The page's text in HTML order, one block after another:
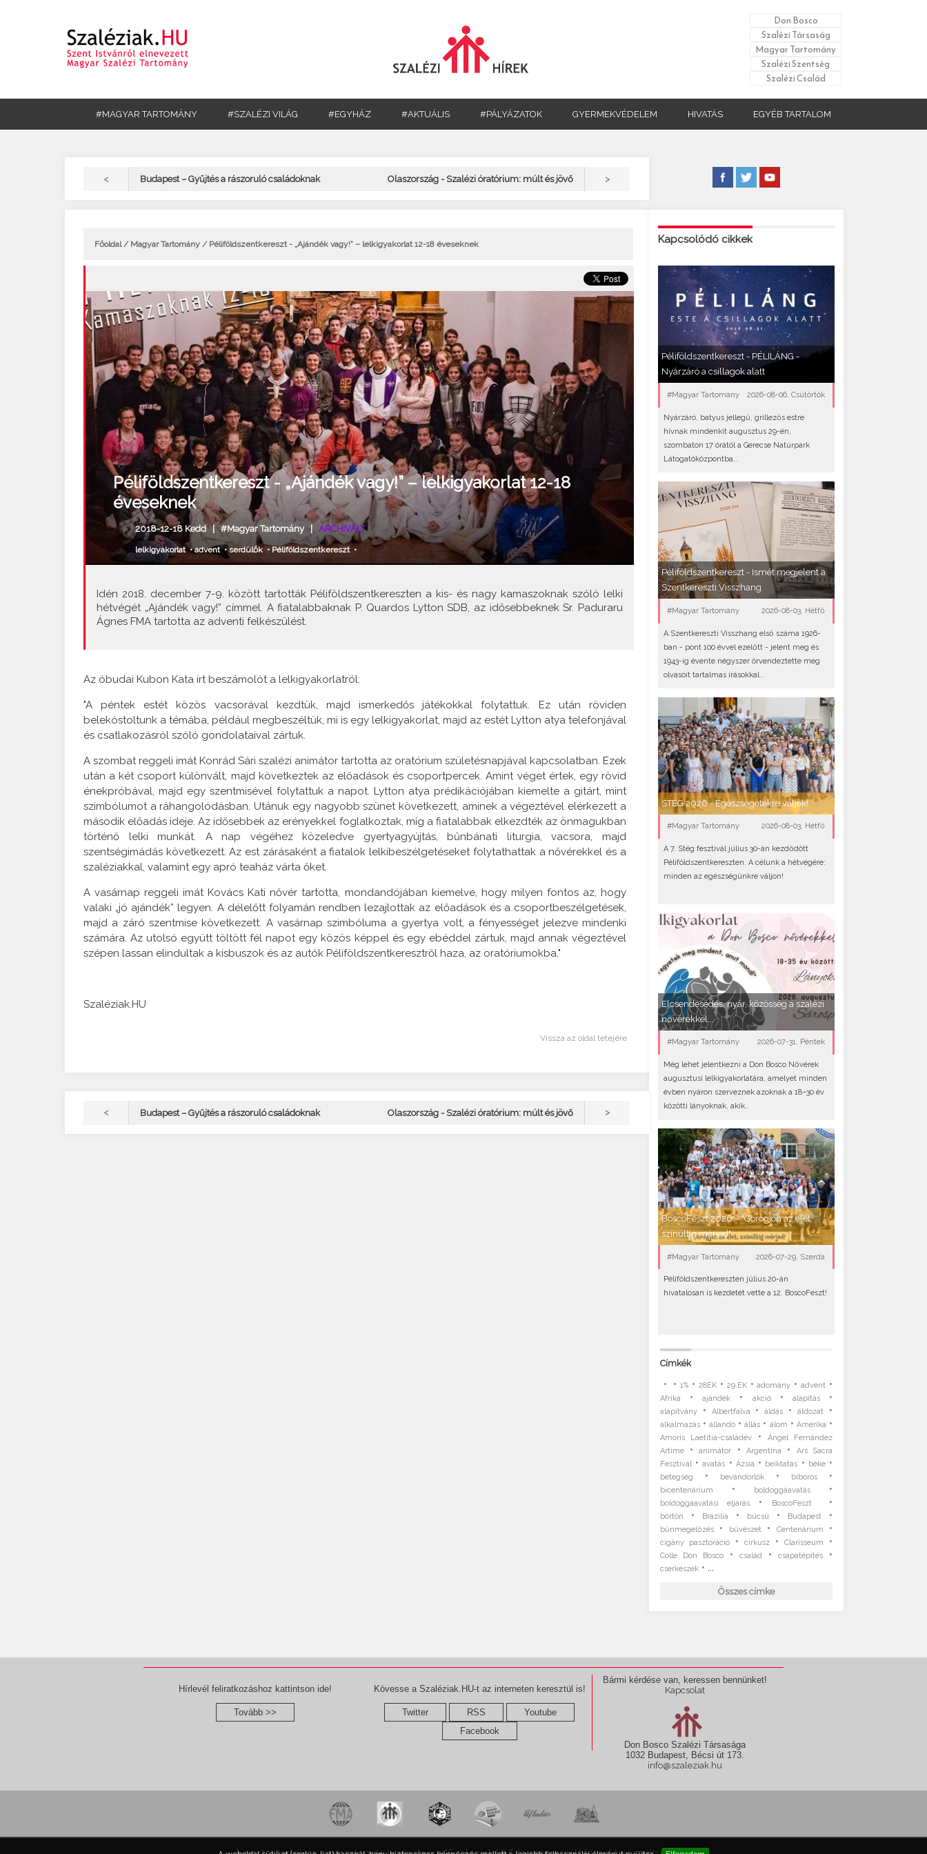
Don Bosco
Szalézi Társaság
Magyar Tartomány
Szalézi Szentség
Szalézi Család
#MAGYAR TARTOMÁNY #SZALÉZI VILÁG #EGYHÁZ #AKTUÁLIS #PÁLYÁZATOK GYERMEKVÉDELEM HIVATÁS EGYÉB TARTALOM
< Budapest – Gyűjtés a rászoruló családoknak Olaszország - Szalézi óratórium: múlt és jövő >
Főoldal/ Magyar Tartomány / Péliföldszentkereszt - „Ajándék vagy!” – lelkigyakorlat 12-18 éveseknek
Péliföldszentkereszt - „Ajándék vagy!” – lelkigyakorlat 12-18
éveseknek
2018-12-18 Kedd |#Magyar Tartomány| ARCHIVÁLT
lelkigyakorlat•advent• serdülők• Péliföldszentkereszt•
Idén 2018. december 7-9. között tartották Péliföldszentkereszten a kis- és nagy kamaszoknak szóló lelki
hétvégét „Ajándék vagy!” címmel. A fiatalabbaknak P. Quardos Lytton SDB, az idősebbeknek Sr. Paduraru
Ágnes FMA tartotta az adventi felkészülést.
Az óbudai Kubon Kata írt beszámolót a lelkigyakorlatról:
"A péntek estét közös vacsorával kezdtük, majd ismerkedős játékokkal folytattuk. Ez után röviden
belekóstoltunk a témába, például megbeszéltük, mi is egy lelkigyakorlat, majd az estét Lytton atya telefonjával
és csatlakozásról szóló gondolataival zártuk.
A szombat reggeli imát Konrád Sári szalézi animátor tartotta az oratórium születésnapjával kapcsolatban. Ezek
után a két csoport különvált, majd következtek az előadások és csoportpercek. Amint véget értek, egy rövid
énekpróbával, majd egy szentmisével folytattuk a napot. Lytton atya prédikációjában kiemelte a gitárt, mint
szimbólumot a ráhangolódásban. Utánuk egy nagyobb szünet következett, aminek a végeztével elérkezett a
második előadás ideje. Az idősebbek az erényekkel foglalkoztak, míg a fiatalabbak elkezdték az önmagukban
történő lelki munkát. A nap végéhez közeledve gyertyagyújtás, bűnbánati liturgia, vacsora, majd
szentségimádás következett. Az est zárásaként a fiatalok lelkibeszélgetéseket folytathattak a nővérekkel és a
szaléziakkal, valamint egy apró teaház várta őket.
A vasárnap reggeli imát Kovács Kati nővér tartotta, mondandójában kiemelve, hogy milyen fontos az, hogy
valaki „jó ajándék” legyen. A délelőtt folyamán rendben lezajlottak az előadások és a csoportbeszélgetések,
majd a záró szentmise következett. A vasárnap szimbóluma a gyertya volt, a fényességet jelezve mindenki
számára. Az utolsó együtt töltött fél napot egy közös képpel és egy ebéddel zártuk, majd annak végeztével
szépen lassan elindultak a kisbuszok és az autók Péliföldszentkeresztről haza, az oratóriumokba."
Szaléziak.HU
Vissza az oldal tetejére
Kapcsolódó cikkek
Péliföldszentkereszt - PÉLILÁNG -
Nyárzáró a csillagok alatt
#Magyar Tartomány 2026-08-06, Csütörtök
Nyárzáró, batyus jellegű, grillezős estre
hívnak mindenkit augusztus 29-én,
szombaton 17 órától a Gerecse Natúrpark
Látogatóközpontba..
Péliföldszentkereszt - Ismét megjelent a
Szentkereszti Visszhang
#Magyar Tartomány 2026-08-03, Hétfő
A Szentkereszti Visszhang első száma 1926-
ban - pont 100 évvel ezelőtt - jelent meg és
1943-ig évente négyszer örvendeztette meg
olvasóit tartalmas írásokkal..
STÉG 2026 - Egészségetekre váljék!
#Magyar Tartomány 2026-08-03, Hétfő
A 7. Stég fesztivál július 30-án kezdődött
Péliföldszentkereszten. A célunk a hétvégére:
minden az egészségünkre váljon!
Elcsendesedés, nyár, közösség a szalézi
nővérekkel...
#Magyar Tartomány 2026-07-31, Péntek
Még lehet jelentkezni a Don Bosco Nővérek
augusztusi lelkigyakorlatára, amelyet minden
évben nyáron szerveznek azoknak a 18–30 év
közötti lányoknak, akik..
BoscoFeszt 2026 – "Görögjön az élet,
színültig mérjed"
#Magyar Tartomány 2026-07-29, Szerda
Péliföldszentkereszten július 20-án
hivatalosan is kezdetét vette a 12. BoscoFeszt!
Címkék
• •1% • 28EK • 29.EK•adomány •advent •
Afrika •ajándék • akció• alapítás•
alapítvány• Albertfalva •áldás •áldozat •
alkalmazás•állandó •állás • álom • Amerika •
Amoris Laetitia-családév•
Ángel Fernández
Artime•animátor •Argentína •
Ars Sacra
Fesztivál •avatás • Ázsia • beiktatás • béke•
betegség • bevándorlók• bíboros •
bicentenárium • boldoggáavatás•
boldoggáavatási eljárás • BoscoFeszt •
börtön • Brazília • búcsú • Budapest •
bűnmegelőzés• bűvészet • Centenárium •
cigány pasztoráció• cirkusz•Clarisseum •
Colle Don Bosco• család •csapatépítés •
cserkészek• ...
Összes címke
< Budapest – Gyűjtés a rászoruló családoknak Olaszország - Szalézi óratórium: múlt és jövő >
Hírlevél feliratkozáshoz kattintson ide!
Tovább >>
Kövesse a Szaléziak.HU-t az interneten keresztül is!
Twitter RSS
Youtube
Facebook
Bármi kérdése van, keressen bennünket!
Kapcsolat
Don Bosco Szalézi Társasága
1032 Budapest, Bécsi út 173.
info@szaleziak.hu